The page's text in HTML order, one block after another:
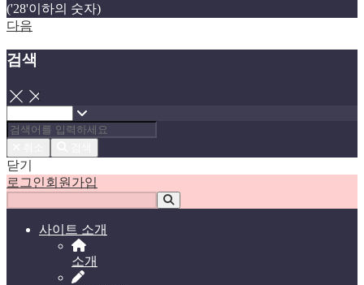
('28'이하의 숫자)
다음
검색
닫기
닫기
로그인회원가입
사이트 소개
소개